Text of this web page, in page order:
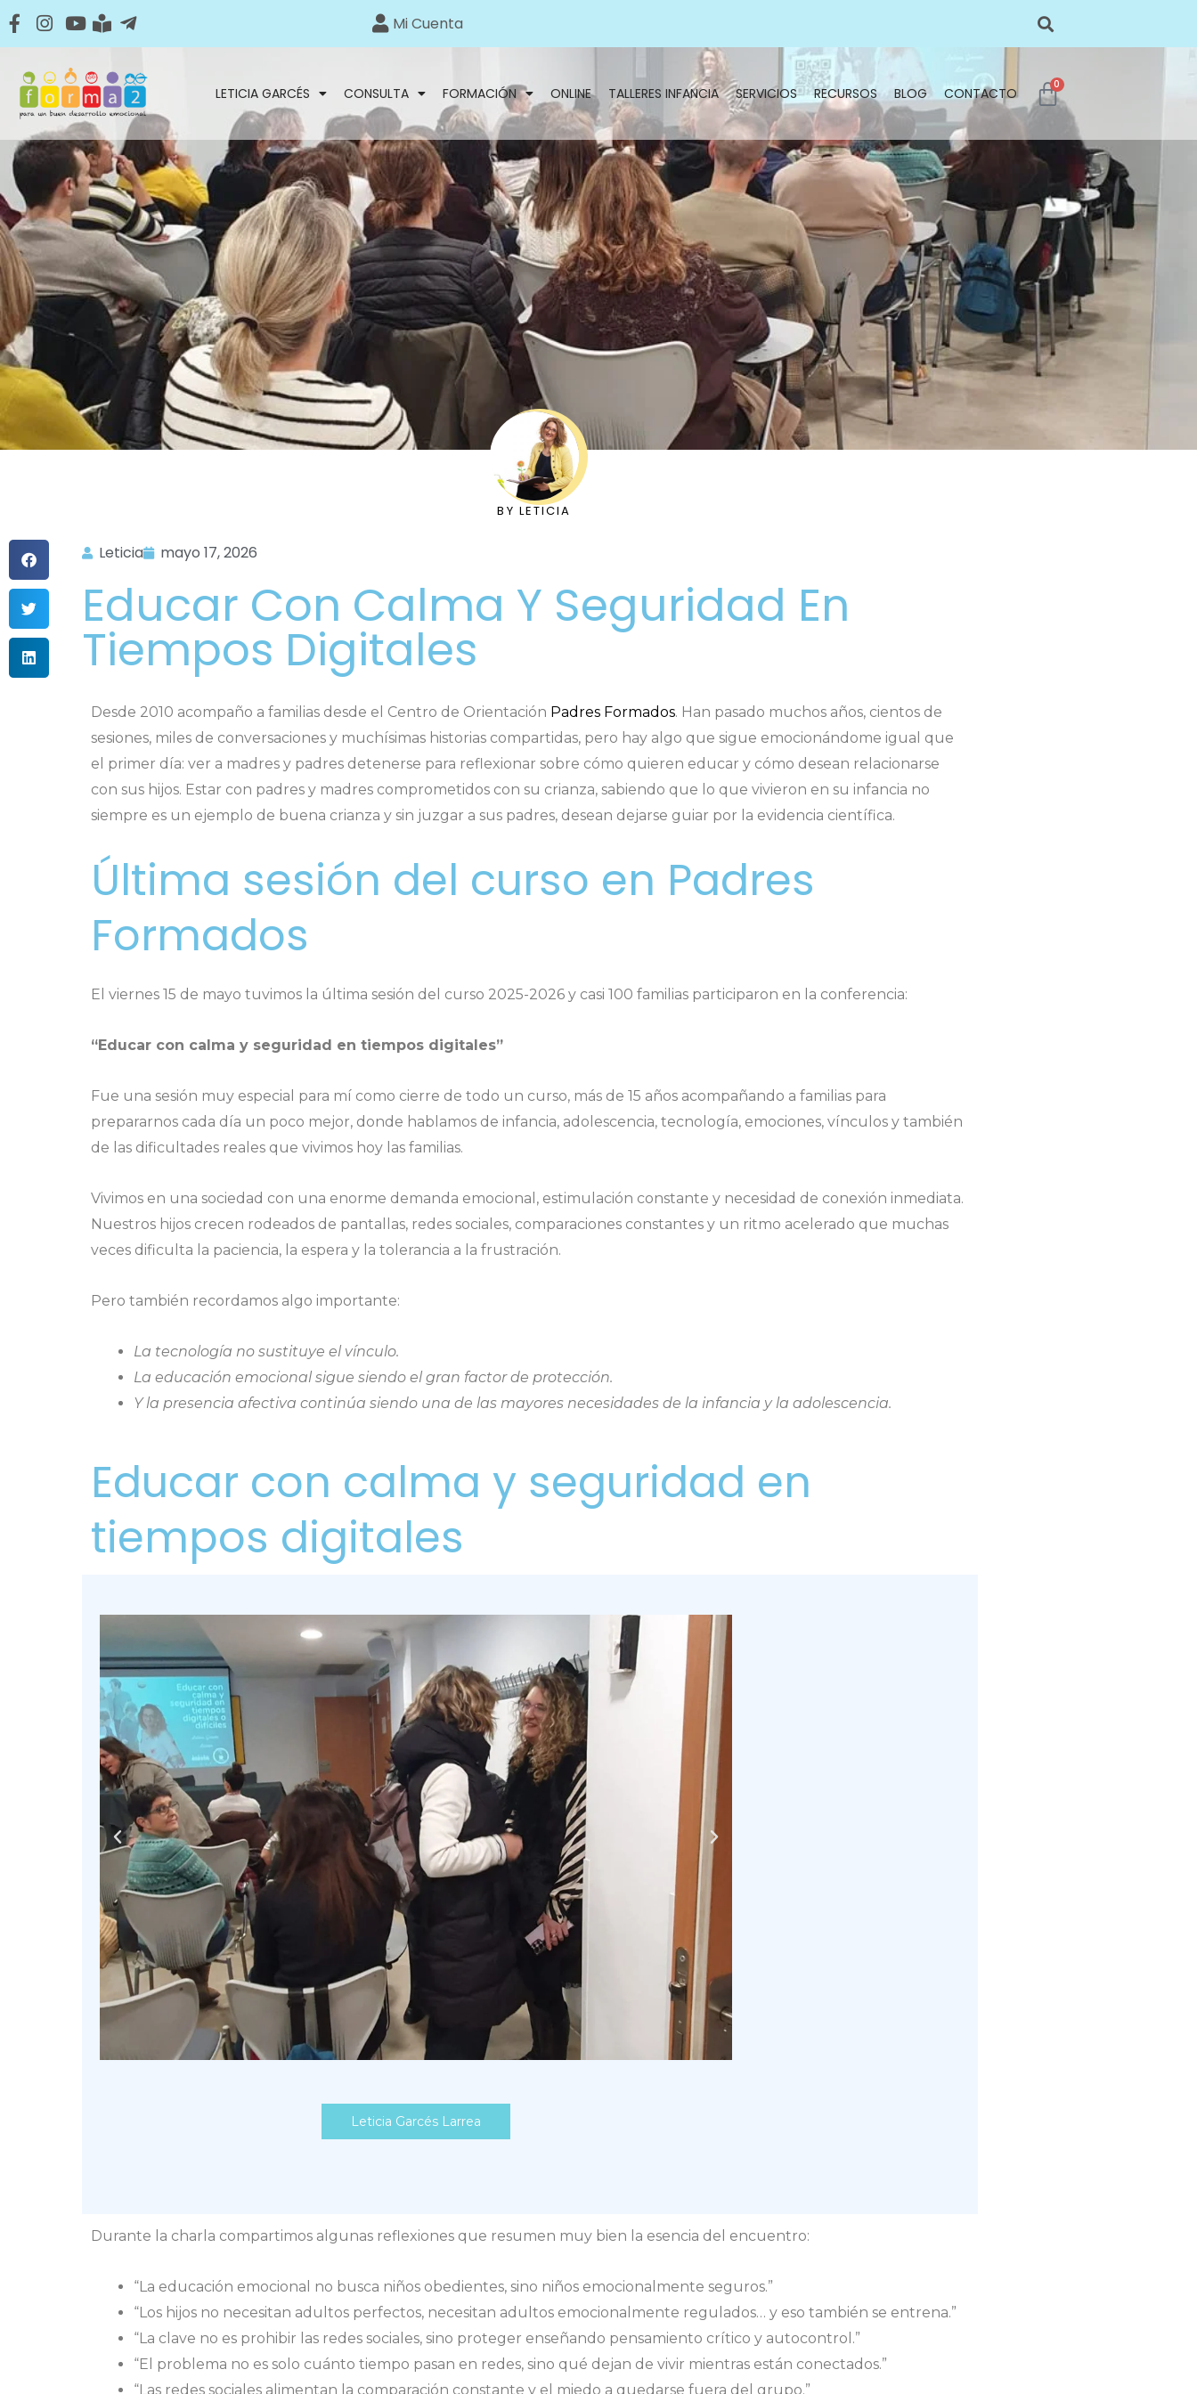
Mi Cuenta
LETICIA GARCÉS CONSULTA FORMACIÓN ONLINE TALLERES INFANCIA SERVICIOS RECURSOS BLOG CONTACTO
0
BY LETICIA
Leticia mayo 17, 2026
Educar Con Calma Y Seguridad En
Tiempos Digitales
Desde 2010 acompaño a familias desde el Centro de Orientación Padres Formados. Han pasado muchos años, cientos de
sesiones, miles de conversaciones y muchísimas historias compartidas, pero hay algo que sigue emocionándome igual que
el primer día: ver a madres y padres detenerse para reflexionar sobre cómo quieren educar y cómo desean relacionarse
con sus hijos. Estar con padres y madres comprometidos con su crianza, sabiendo que lo que vivieron en su infancia no
siempre es un ejemplo de buena crianza y sin juzgar a sus padres, desean dejarse guiar por la evidencia científica.
Última sesión del curso en Padres
Formados
El viernes 15 de mayo tuvimos la última sesión del curso 2025-2026 y casi 100 familias participaron en la conferencia:
“Educar con calma y seguridad en tiempos digitales”
Fue una sesión muy especial para mí como cierre de todo un curso, más de 15 años acompañando a familias para
prepararnos cada día un poco mejor, donde hablamos de infancia, adolescencia, tecnología, emociones, vínculos y también
de las dificultades reales que vivimos hoy las familias.
Vivimos en una sociedad con una enorme demanda emocional, estimulación constante y necesidad de conexión inmediata.
Nuestros hijos crecen rodeados de pantallas, redes sociales, comparaciones constantes y un ritmo acelerado que muchas
veces dificulta la paciencia, la espera y la tolerancia a la frustración.
Pero también recordamos algo importante:
La tecnología no sustituye el vínculo.
La educación emocional sigue siendo el gran factor de protección.
Y la presencia afectiva continúa siendo una de las mayores necesidades de la infancia y la adolescencia.
Educar con calma y seguridad en
tiempos digitales
Leticia Garcés Larrea
Durante la charla compartimos algunas reflexiones que resumen muy bien la esencia del encuentro:
“La educación emocional no busca niños obedientes, sino niños emocionalmente seguros.”
“Los hijos no necesitan adultos perfectos, necesitan adultos emocionalmente regulados… y eso también se entrena.”
“La clave no es prohibir las redes sociales, sino proteger enseñando pensamiento crítico y autocontrol.”
“El problema no es solo cuánto tiempo pasan en redes, sino qué dejan de vivir mientras están conectados.”
“Las redes sociales alimentan la comparación constante y el miedo a quedarse fuera del grupo.”